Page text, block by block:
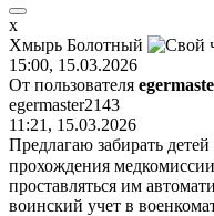
х
Хмырь Болотный
15:00, 15.03.2026
От пользователя
egermaster2143
11:21, 15.03.2026
Предлагаю забирать
прохождения
проставляться им
воинский учет в